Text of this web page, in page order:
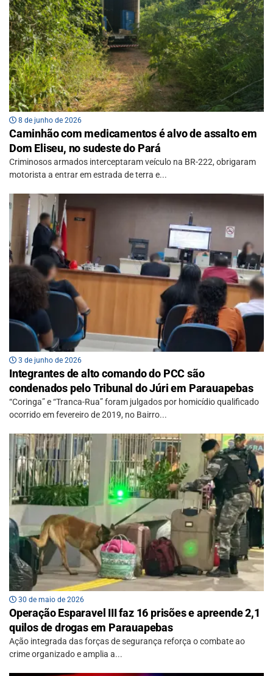
8 de junho de 2026
Caminhão com medicamentos é alvo de assalto em
Dom Eliseu, no sudeste do Pará
Criminosos armados interceptaram veículo na BR-222, obrigaram
motorista a entrar em estrada de terra e...
3 de junho de 2026
Integrantes de alto comando do PCC são
condenados pelo Tribunal do Júri em Parauapebas
“Coringa” e “Tranca-Rua” foram julgados por homicídio qualificado
ocorrido em fevereiro de 2019, no Bairro...
30 de maio de 2026
Operação Esparavel III faz 16 prisões e apreende 2,1
quilos de drogas em Parauapebas
Ação integrada das forças de segurança reforça o combate ao
crime organizado e amplia a...